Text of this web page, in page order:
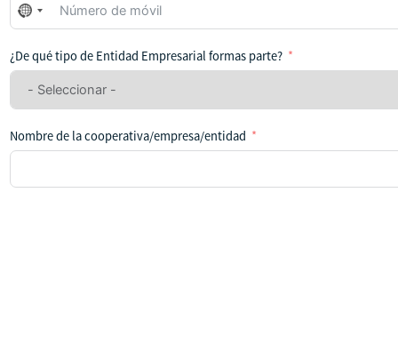
No
se
seleccionado
ningún
¿De qué tipo de Entidad Empresarial formas parte?
Nombre de la cooperativa/empresa/entidad